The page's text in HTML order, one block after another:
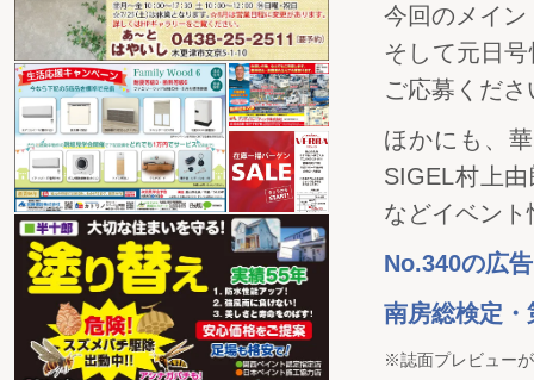
今回のメイ
そして元日
ご応募くださ
ほかにも、
SIGEL村上
などイベン
No.340の広
南房総検定
※誌面プレビュー